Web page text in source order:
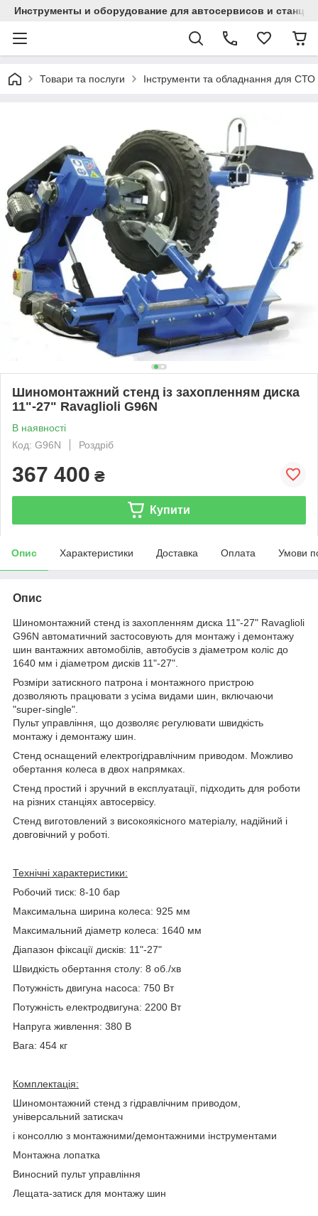
Инструменты и оборудование для автосервисов и
Товари та послуги Інструменти та обладнання для СТО
Шиномонтажний стенд із захопленням диска
11"-27" Ravaglioli G96N
В наявності
Код: G96N
Роздріб
367 400 ₴
Купити
Опис Характеристики Доставка Оплата Умови
Опис
Шиномонтажний стенд із захопленням диска 11"-27" Ravaglioli
G96N автоматичний застосовують для монтажу і демонтажу
шин вантажних автомобілів, автобусів з діаметром коліс до
1640 мм і діаметром дисків 11"-27".
Розміри затискного патрона і монтажного пристрою
дозволяють працювати з усіма видами шин, включаючи
"super-single".
Пульт управління, що дозволяє регулювати швидкість
монтажу і демонтажу шин.
Стенд оснащений електрогідравлічним приводом. Можливо
обертання колеса в двох напрямках.
Стенд простий і зручний в експлуатації, підходить для роботи
на різних станціях автосервісу.
Стенд виготовлений з високоякісного матеріалу, надійний і
довговічний у роботі.
Технічні характеристики:
Робочий тиск: 8-10 бар
Максимальна ширина колеса: 925 мм
Максимальний діаметр колеса: 1640 мм
Діапазон фіксації дисків: 11"-27"
Швидкість обертання столу: 8 об./хв
Потужність двигуна насоса: 750 Вт
Потужність електродвигуна: 2200 Вт
Напруга живлення: 380 В
Вага: 454 кг
Комплектація:
Шиномонтажний стенд з гідравлічним приводом,
універсальний затискач
і консоллю з монтажними/демонтажними інструментами
Монтажна лопатка
Виносний пульт управління
Лещата-затиск для монтажу шин